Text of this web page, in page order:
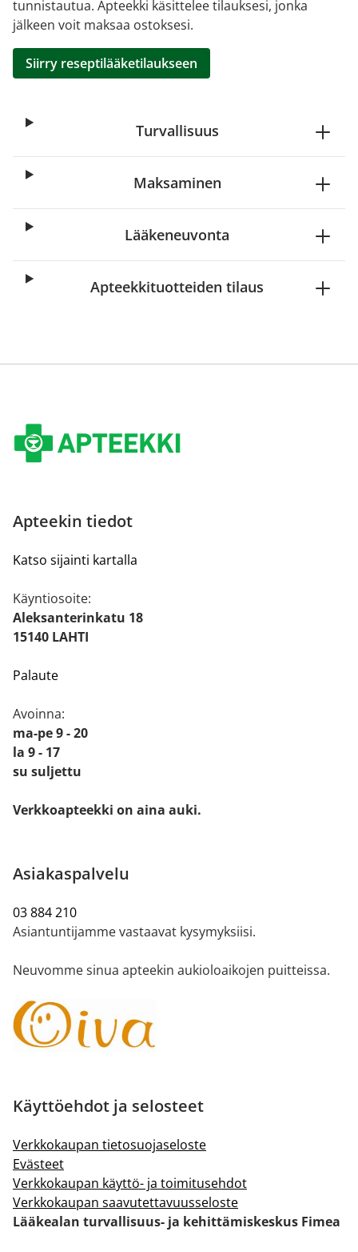
tunnistautua. Apteekki käsittelee tilauksesi, jonka
jälkeen voit maksaa ostoksesi.
Siirry reseptilääketilaukseen
Turvallisuus
Maksaminen
Lääkeneuvonta
Apteekkituotteiden tilaus
Apteekin tiedot
Katso sijainti kartalla
Käyntiosoite:
Aleksanterinkatu 18
15140 LAHTI
Palaute
Avoinna:
ma-pe 9 - 20
la 9 - 17
su suljettu
Verkkoapteekki on aina auki.
Asiakaspalvelu
03 884 210
Asiantuntijamme vastaavat kysymyksiisi.
Neuvomme sinua apteekin aukioloaikojen puitteissa.
Käyttöehdot ja selosteet
Verkkokaupan tietosuojaseloste
Evästeet
Verkkokaupan käyttö- ja toimitusehdot
Verkkokaupan saavutettavuusseloste
Lääkealan turvallisuus- ja kehittämiskeskus Fimea